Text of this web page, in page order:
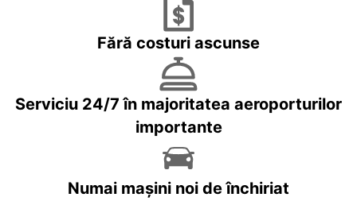
Fără costuri ascunse
Serviciu 24/7 în majoritatea aeroporturilor
importante
Numai mașini noi de închiriat